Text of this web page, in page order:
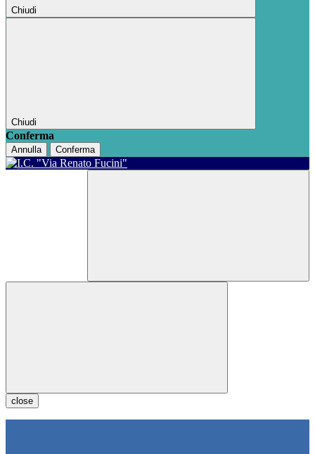
Chiudi
Chiudi
Conferma
Annulla Conferma
close